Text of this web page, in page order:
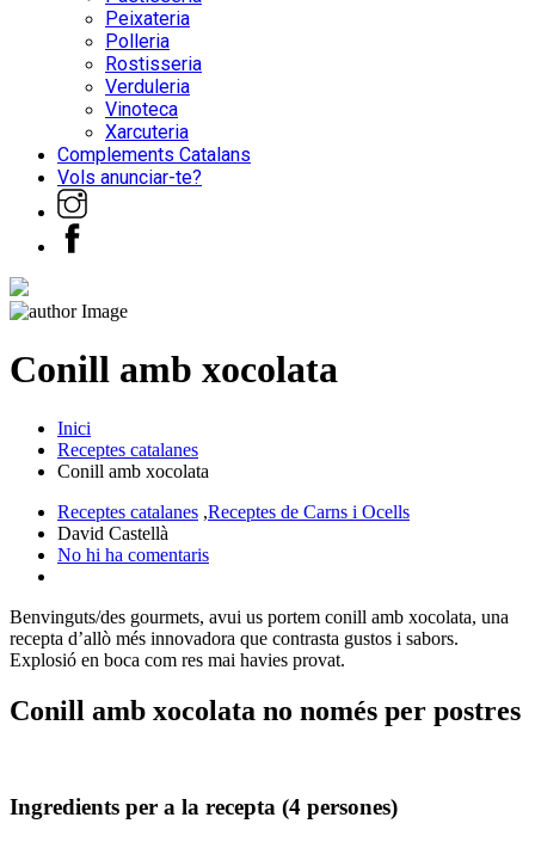
Peixateria
Polleria
Rostisseria
Verduleria
Vinoteca
Xarcuteria
Complements Catalans
Vols anunciar-te?
Conill amb xocolata
Inici
Receptes catalanes
Conill amb xocolata
Receptes catalanes ,Receptes de Carns i Ocells
David Castellà
No hi ha comentaris
Benvinguts/des gourmets, avui us portem conill amb xocolata, una
recepta d’allò més innovadora que contrasta gustos i sabors.
Explosió en boca com res mai havies provat.
Conill amb xocolata no només per postres
Ingredients per a la recepta (4 persones)